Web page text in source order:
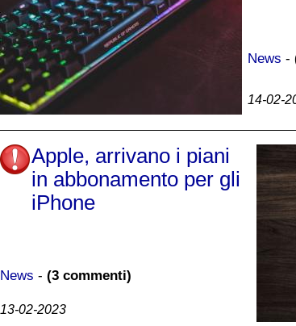
News -
14-02-
Apple, arrivano i piani
in abbonamento per gli
iPhone
News - (3 commenti)
13-02-2023